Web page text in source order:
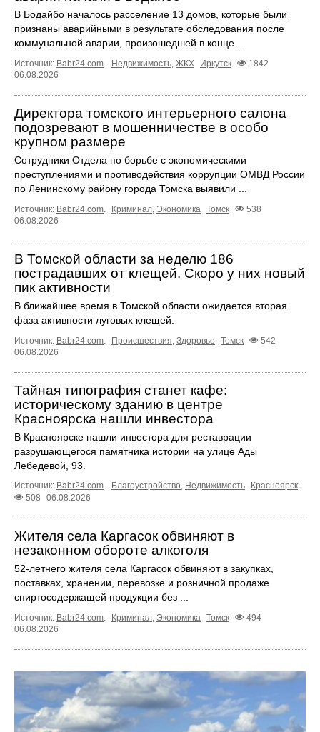
В Бодайбо началось расселение 13 домов, которые были
признаны аварийными в результате обследования после
коммунальной аварии, произошедшей в конце ...
Источник: Babr24.com Недвижимость ЖКХ Иркутск
1842
06.08.2026
Директора томского интерьерного салона
подозревают в мошенничестве в особо
крупном размере
Сотрудники Отдела по борьбе с экономическими
преступлениями и противодействия коррупции ОМВД России
по Ленинскому району города Томска выявили ...
Источник: Babr24.com. Криминал, Экономика Томск
538
06.08.2026
В Томской области за неделю 186
пострадавших от клещей. Скоро у них новый
пик активности
В ближайшее время в Томской области ожидается вторая
фаза активности луговых клещей.
Источник: Babr24.com. Происшествия, Здоровье Томск
542
06.08.2026
Тайная типография станет кафе:
историческому зданию в центре
Красноярска нашли инвестора
В Красноярске нашли инвестора для реставрации
разрушающегося памятника истории на улице Ады
Лебедевой, 93.
Источник: Babr24.com. Благоустройство, Недвижимость
Красноярск
508
06.08.2026
Жителя села Каргасок обвиняют в
незаконном обороте алкоголя
52-летнего жителя села Каргасок обвиняют в закупках,
поставках, хранении, перевозке и розничной продаже
спиртосодержащей продукции без ...
Источник: Babr24.com. Криминал, Экономика Томск
494
06.08.2026